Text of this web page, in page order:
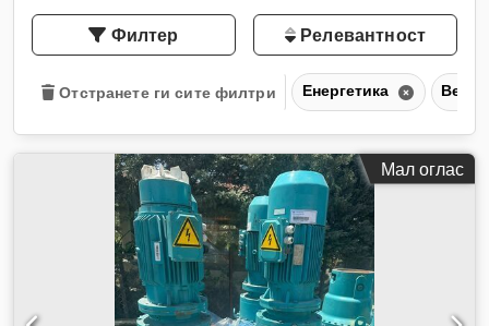
Филтер Релевантност
Отстранете ги сите филтри Енергетика
Мал оглас